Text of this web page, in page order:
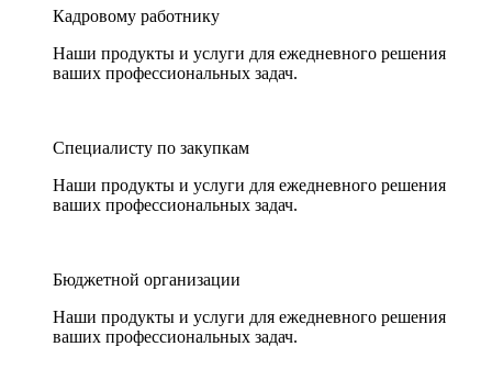
Кадровому работнику
Наши продукты и услуги для ежедневного решения
ваших профессиональных задач.
Специалисту по закупкам
Наши продукты и услуги для ежедневного решения
ваших профессиональных задач.
Бюджетной организации
Наши продукты и услуги для ежедневного решения
ваших профессиональных задач.